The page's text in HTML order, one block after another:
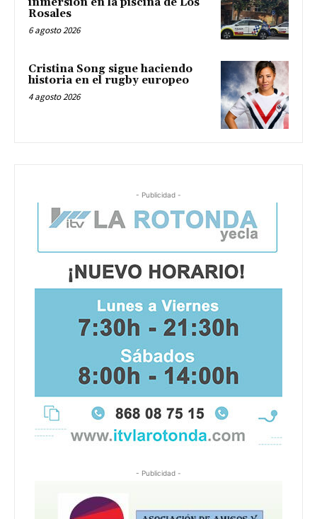
Rosales
6 agosto 2026
Cristina Song sigue haciendo
historia en el rugby europeo
4 agosto 2026
- Publicidad -
- Publicidad -